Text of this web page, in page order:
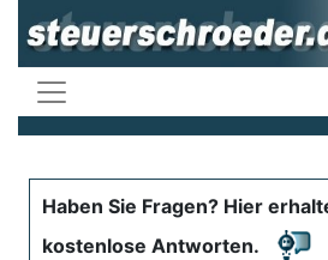
Haben Sie Fragen? Hier
kostenlose Antworten.